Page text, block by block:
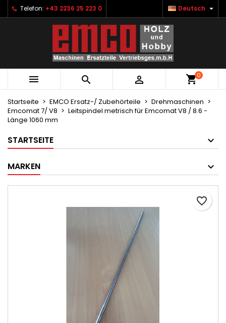
Telefon: +43 2236 25 223 0 Deutsch 
   0
Startseite EMCO Ersatz-/ Zubehörteile
Drehmaschinen
Emcomat 7/ V8
Leitspindel metrisch für Emcomat V8 / 8.6 -
Länge 1060 mm
STARTSEITE
MARKEN
favorite_border
Ihre Wunschlisten ×
Neue Liste anlegen
Wunschliste erstellen ×
Name der Wunschliste
Abbrechen Wunschliste erstellen
Anmelden ×
Sie müssen angemeldet sein, um Artikel Ihrer
Wunschliste hinzufügen zu können.
Abbrechen Anmelden